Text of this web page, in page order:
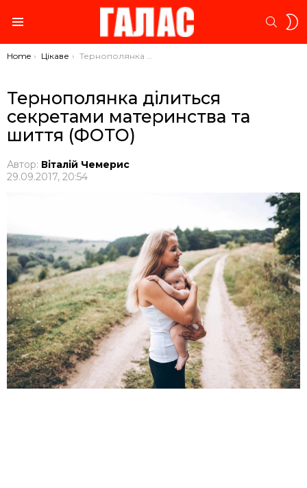
You are here:
Home Цікаве Тернополянка ділиться секретами материнства та шиття (ФОТО)
Тернополянка ділиться
секретами материнства та
шиття (ФОТО)
Автор: Віталій Чемерис
29.09.2017, 20:54